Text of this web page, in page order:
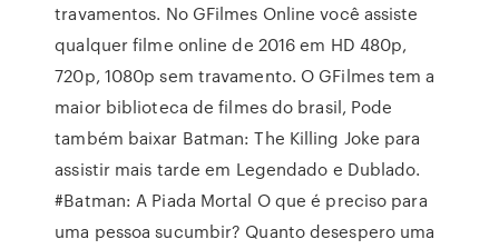
travamentos. No GFilmes Online você assiste
qualquer filme online de 2016 em HD 480p,
720p, 1080p sem travamento. O GFilmes tem a
maior biblioteca de filmes do brasil, Pode
também baixar Batman: The Killing Joke para
assistir mais tarde em Legendado e Dublado.
#Batman: A Piada Mortal O que é preciso para
uma pessoa sucumbir? Quanto desespero uma